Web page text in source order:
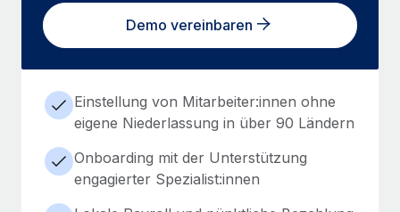
Demo vereinbaren
Einstellung von Mitarbeiter:innen ohne
eigene Niederlassung in über 90 Ländern
Onboarding mit der Unterstützung
engagierter Spezialist:innen